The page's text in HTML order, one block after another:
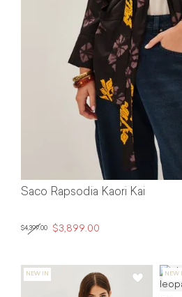
Saco Rapsodia Kaori Kai
$4,399.00 $3,899.00